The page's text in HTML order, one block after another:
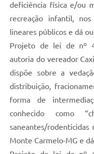
deficiência física e/ou
recreação infantil,
lineares públicos e dá
Projeto de lei de nº
autoria do vereador
dispõe sobre a
distribuição,
forma de
conhecido como
saneantes/
Monte Carmelo-MG e